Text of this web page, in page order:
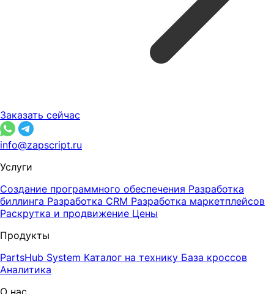
Заказать сейчас
info@zapscript.ru
Услуги
Создание программного обеспечения Разработка
биллинга Разработка CRM Разработка маркетплейсов
Раскрутка и продвижение Цены
Продукты
PartsHub System Каталог на технику База кроссов
Аналитика
О нас